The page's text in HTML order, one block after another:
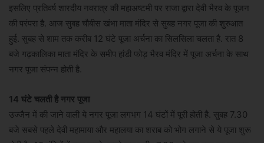
इसलिए प्रतिवर्ष शारदीय नवरात्र की महाअष्टमी पर राजा द्वारा देवी भैरव के पूजन
की परंपरा है. आज सुबह चौबीस खंभा माता मंदिर से सुबह नगर पूजा की शुरुआत
हुई. सुबह से शाम तक करीब 12 घंटे पूजा अर्चना का सिलसिला चलता है. रात 8
बजे गढ़कालिका माता मंदिर के समीप हांडी फोड़ भैरव मंदिर में पूजा अर्चना के साथ
नगर पूजा संपन्न होती है.
14 घंटे चलती है नगर पूजा
उज्जैन में की जाने वाली ये नगर पूजा लगभग 14 घंटों में पूरी होती है. सुबह 7.30
बजे सबसे पहले देवी महामाया और महालया का शराब को भोग लगाने से ये पूजा शुरू